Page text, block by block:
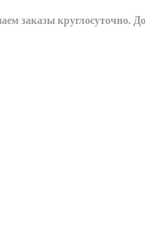
заказы круглосуточно.